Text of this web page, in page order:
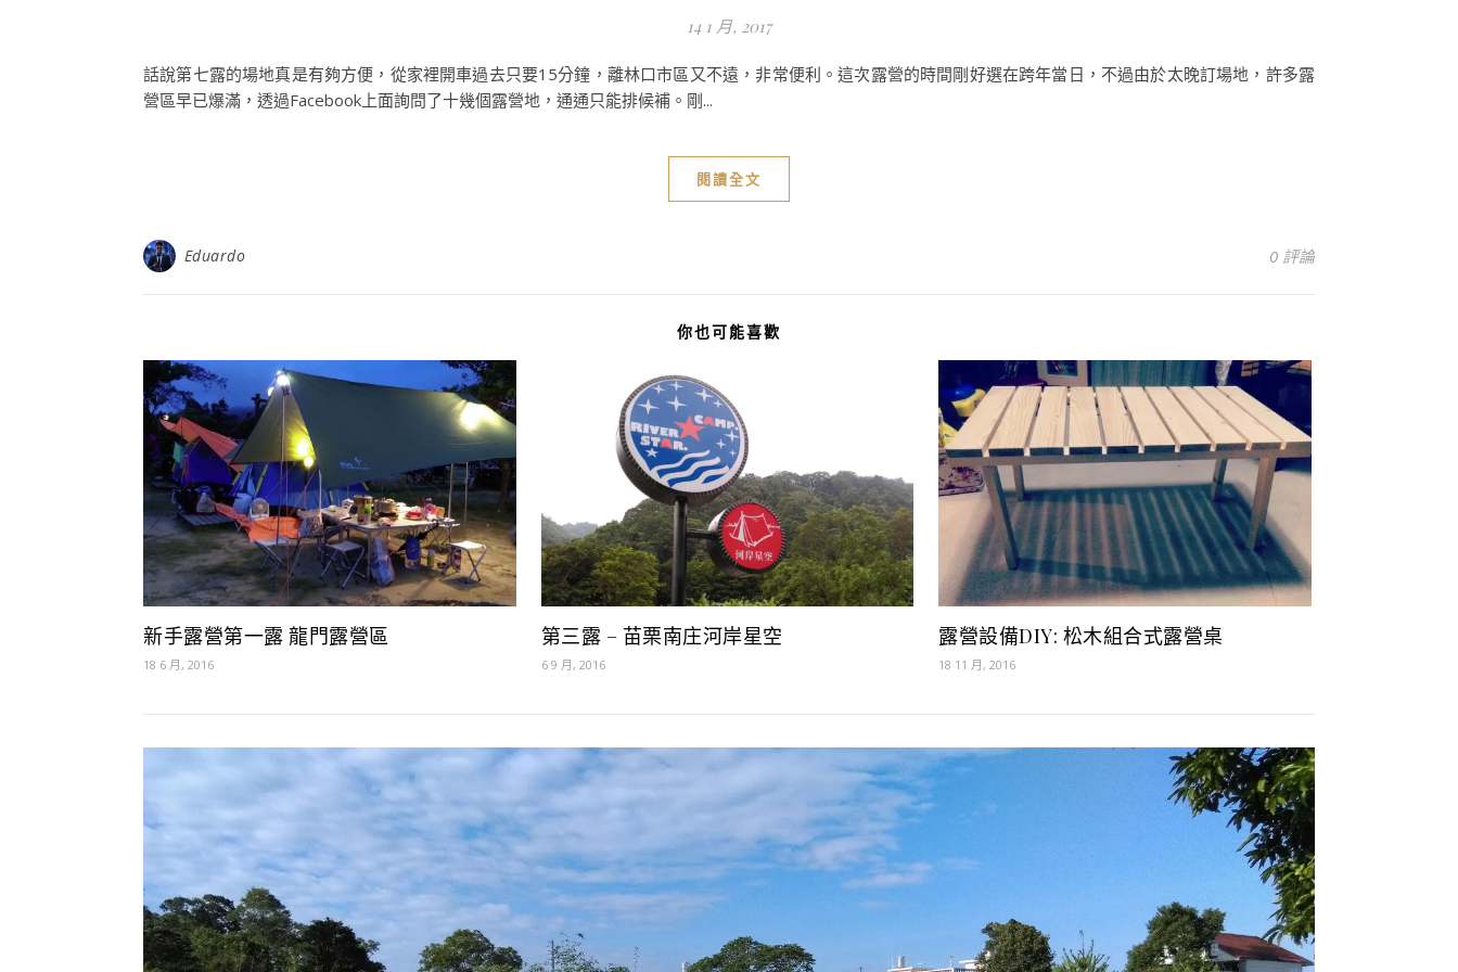
14 1 月, 2017
話說第七露的場地真是有夠方便，從家裡開車過去只要15分鐘，離林口市區又不遠，非常便利。這次露營的時間剛好選在跨年當日，不過由於太晚訂場地，許多露
營區早已爆滿，透過Facebook上面詢問了十幾個露營地，通通只能排候補。剛...
閱讀全文
Eduardo 0 評論
你也可能喜歡
新手露營第一露 龍門露營區
18 6 月, 2016
第三露 – 苗栗南庄河岸星空
6 9 月, 2016
露營設備DIY: 松木組合式露營桌
18 11 月, 2016